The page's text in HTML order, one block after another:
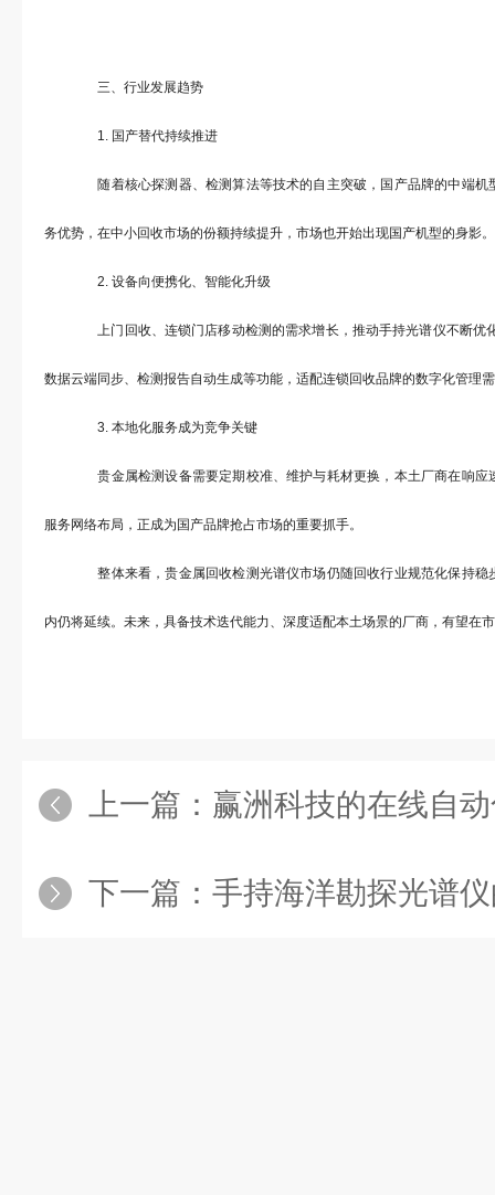
三、行业发展趋势
1. 国产替代持续推进
随着核心探测器、检测算法等技术的自主突破，国产品牌的中端机
务优势，在中小回收市场的份额持续提升，市场也开始出现国产机型的身影。
2. 设备向便携化、智能化升级
上门回收、连锁门店移动检测的需求增长，推动手持光谱仪不断优
数据云端同步、检测报告自动生成等功能，适配连锁回收品牌的数字化管理
3. 本地化服务成为竞争关键
贵金属检测设备需要定期校准、维护与耗材更换，本土厂商在响应
服务网络布局，正成为国产品牌抢占市场的重要抓手。
整体来看，贵金属回收检测光谱仪市场仍随回收行业规范化保持稳
内仍将延续。未来，具备技术迭代能力、深度适配本土场景的厂商，有望在
上一篇： 赢洲科技的在线自动化矿石分析仪
下一篇： 手持海洋勘探光谱仪